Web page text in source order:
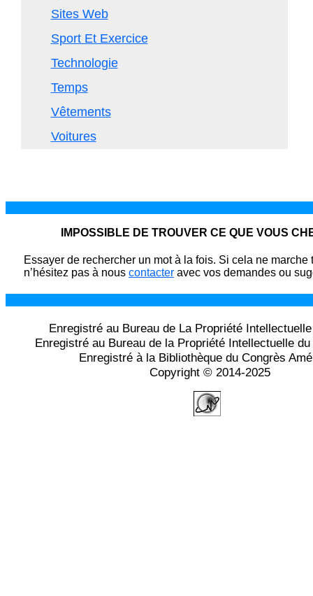
Sites Web
Sport Et Exercice
Technologie
Temps
Vêtements
Voitures
IMPOSSIBLE DE TROUVER CE QUE VOUS
Essayer de rechercher un mot à la fois. Si cela ne marche
n’hésitez pas à nous contacter avec vos demandes ou
Enregistré au Bureau de La Propriété
Enregistré au Bureau de la Propriété Intellectuelle
Enregistré à la Bibliothèque du Congrès
Copyright © 2014-2025